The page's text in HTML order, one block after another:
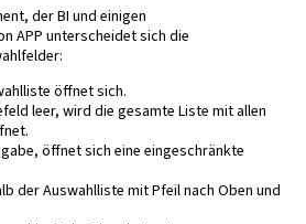
der BI und einigen
APP unterscheidet sich die
öffnet sich.
leer, wird die gesamte Liste mit allen
öffnet sich eine eingeschränkte
der Auswahlliste mit Pfeil nach Oben und